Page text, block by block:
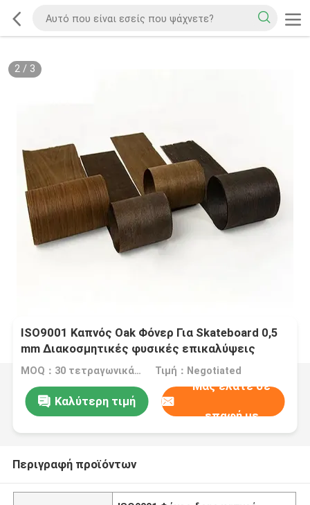
2/ 3
ISO9001 Καπνός Oak Φόνερ Για Skateboard 0,5
mm Διακοσμητικές φυσικές επικαλύψεις
MOQ：30 τετραγωνικά μέτρα Τιμή：Negotiated
Καλύτερη τιμή
Μας ελάτε σε
επαφή με
Περιγραφή προϊόντων